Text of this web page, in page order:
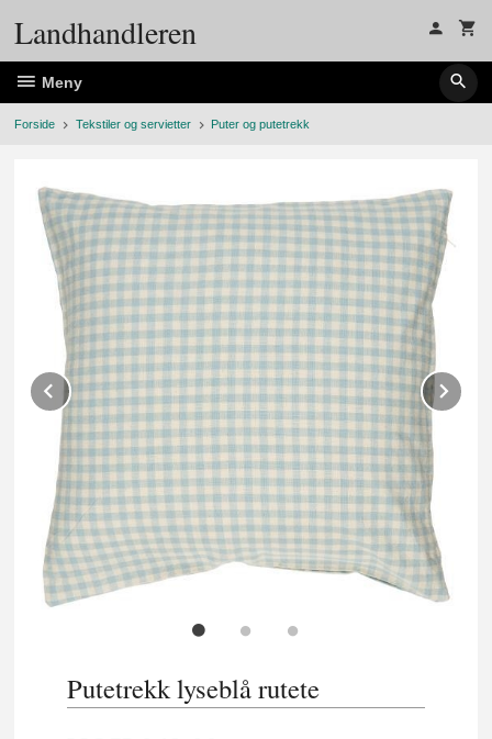
Landhandleren
Meny
Forside Tekstiler og servietter Puter og putetrekk
Prev
Putetrekk lyseblå rutete